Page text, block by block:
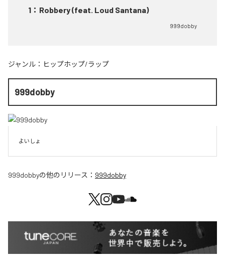
1 ： Robbery (feat. Loud Santana)
999dobby
ジャンル： ヒップホップ/ラップ
999dobby
よいしょ
999dobbyの他のリリース： 999dobby